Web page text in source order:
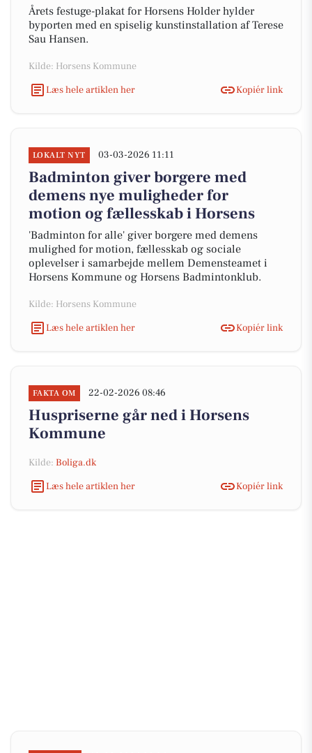
Årets festuge-plakat for Horsens Holder hylder
byporten med en spiselig kunstinstallation af Terese
Sau Hansen.
Kilde: Horsens Kommune
Læs hele artiklen her
Kopiér link
LOKALT NYT 03-03-2026 11:11
Badminton giver borgere med
demens nye muligheder for
motion og fællesskab i Horsens
'Badminton for alle' giver borgere med demens
mulighed for motion, fællesskab og sociale
oplevelser i samarbejde mellem Demensteamet i
Horsens Kommune og Horsens Badmintonklub.
Kilde: Horsens Kommune
Læs hele artiklen her
Kopiér link
FAKTA OM 22-02-2026 08:46
Huspriserne går ned i Horsens
Kommune
Kilde: Boliga.dk
Læs hele artiklen her
Kopiér link